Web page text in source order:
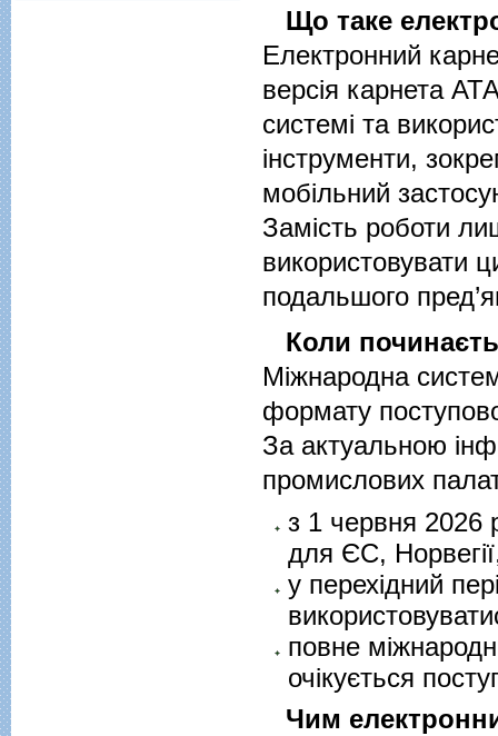
Що таке
Електронний
версія карнета
системі та
інструменти,
мобільний
Замість роботи
використовувати
подальшого
Коли
Міжнародна
формату
За актуальною
промислових
з 1 червня 2026
для ЄС,
у перехідний
повне
очікується
Чим